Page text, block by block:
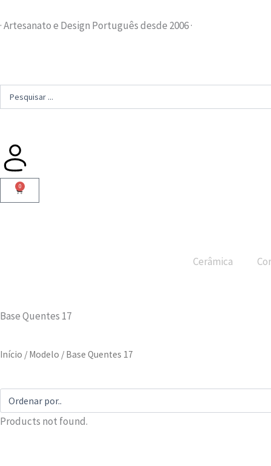
to
· Artesanato e Design Português desde 2006 ·
0
Cart
Cerâmica
Base Quentes 17
Início / Modelo / Base Quentes 17
Products not found.